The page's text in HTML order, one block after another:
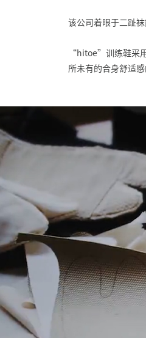
该公司着眼于二趾
“hitoe”训练鞋采
所未有的合身舒适